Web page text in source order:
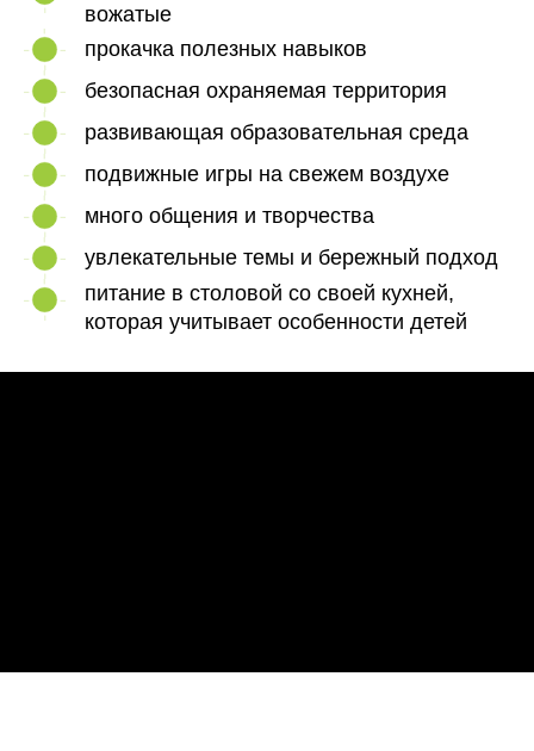
вожатые
прокачка полезных навыков
безопасная охраняемая территория
развивающая образовательная среда
подвижные игры на свежем воздухе
много общения и творчества
увлекательные темы и бережный подход
питание в столовой со своей кухней,
которая учитывает особенности детей